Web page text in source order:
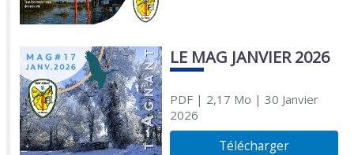
LE MAG JANVIER 2026
PDF| 2,17 Mo | 30 Janvier
2026
Télécharger